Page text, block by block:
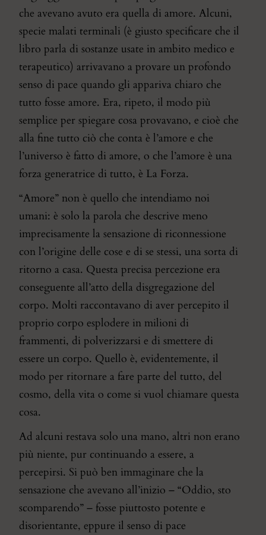
che avevano avuto era quella di amore. Alcuni,
specie malati terminali (è giusto specificare che il
libro parla di sostanze usate in ambito medico e
terapeutico) arrivavano a provare un profondo
senso di pace quando gli appariva chiaro che
tutto fosse amore. Era, ripeto, il modo più
semplice per spiegare cosa provavano, e cioè che
alla fine tutto ciò che conta è l’amore e che
l’universo è fatto di amore, o che l’amore è una
forza generatrice di tutto, è La Forza.
“Amore” non è quello che intendiamo noi
umani: è solo la parola che descrive meno
imprecisamente la sensazione di riconnessione
con l’origine delle cose e di se stessi, una sorta di
ritorno a casa. Questa precisa percezione era
conseguente all’atto della disgregazione del
corpo. Molti raccontavano di aver percepito il
proprio corpo esplodere in milioni di
frammenti, di polverizzarsi e di smettere di
essere un corpo. Quello è, evidentemente, il
modo per ritornare a fare parte del tutto, del
cosmo, della vita o come si vuol chiamare questa
cosa.
Ad alcuni restava solo una mano, altri non erano
più niente, pur continuando a essere, a
percepirsi. Si può ben immaginare che la
sensazione che avevano all’inizio – “Oddio, sto
scomparendo” – fosse piuttosto potente e
disorientante, eppure il senso di pace